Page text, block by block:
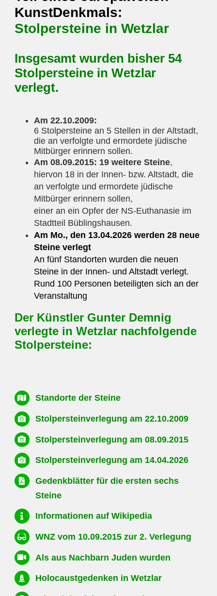
KunstDenkmals:
Stolpersteine in Wetzlar
Insgesamt wurden bisher 54
Stolpersteine in Wetzlar
verlegt.
Am 22.10.2009:
6 Stolpersteine an 5 Stellen in der Altstadt,
die an verfolgte und ermordete jüdische
Mitbürger erinnern sollen.
Am 08.09.2015: 19 weitere Steine,
hiervon 18 in der Innen- bzw. Altstadt, die
an verfolgte und ermordete jüdische
Mitbürger erinnern sollen,
einer an ein Opfer der NS-Euthanasie im
Stadtteil Büblingshausen.
Am Mo., den 13.04.2026 werden 28 neue
Steine verlegt
An fünf Standorten wurden die neuen
Steine in der Innen- und Altstadt verlegt.
Rund 100 Personen beteiligten sich an der
Veranstaltung
Der Künstler Gunter Demnig
verlegte in Wetzlar nachfolgende
Stolpersteine:
Standorte der Steine
Stolpersteinverlegung am 22.10.2009
Stolpersteinverlegung am 08.09.2015
Stolpersteinverlegung am 14.04.2026
Gedenkblätter für die ersten sechs
Steine
Informationen auf Wikipedia
WNZ vom 10.09.2015 zur 2. Verlegung
Als aus Nachbarn Juden wurden
Holocaustgedenken in Wetzlar